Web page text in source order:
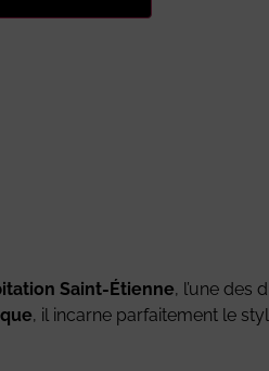
Saint-Étienne, l’une des
, il incarne parfaitement le